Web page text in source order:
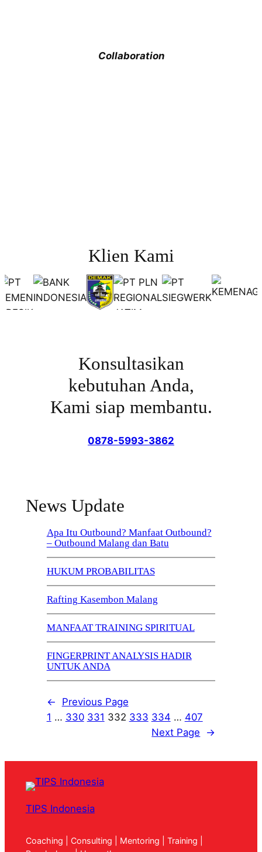
Collaboration
Klien Kami
Konsultasikan
kebutuhan Anda,
Kami siap membantu.
0878-5993-3862
News Update
Apa Itu Outbound? Manfaat Outbound?
– Outbound Malang dan Batu
HUKUM PROBABILITAS
Rafting Kasembon Malang
MANFAAT TRAINING SPIRITUAL
FINGERPRINT ANALYSIS HADIR
UNTUK ANDA
←
Previous Page
1 … 330 331 332 333 334 … 407
Next Page
→
TIPS Indonesia
Coaching | Consulting | Mentoring | Training |